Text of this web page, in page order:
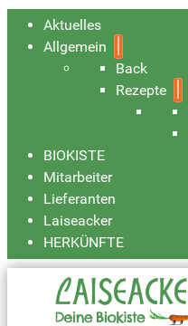
Aktuelles
Allgemein
Back
Rezepte
BIOKISTE
Mitarbeiter
Lieferanten
Laiseacker
HERKÜNFTE